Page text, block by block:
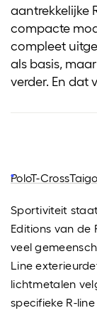
aantrekkelijke
compacte
compleet
als basis,
verder. En dat
PoloT-CrossTaigo
Sportiviteit
Editions van de
veel
Line
lichtmetalen
specifieke R-